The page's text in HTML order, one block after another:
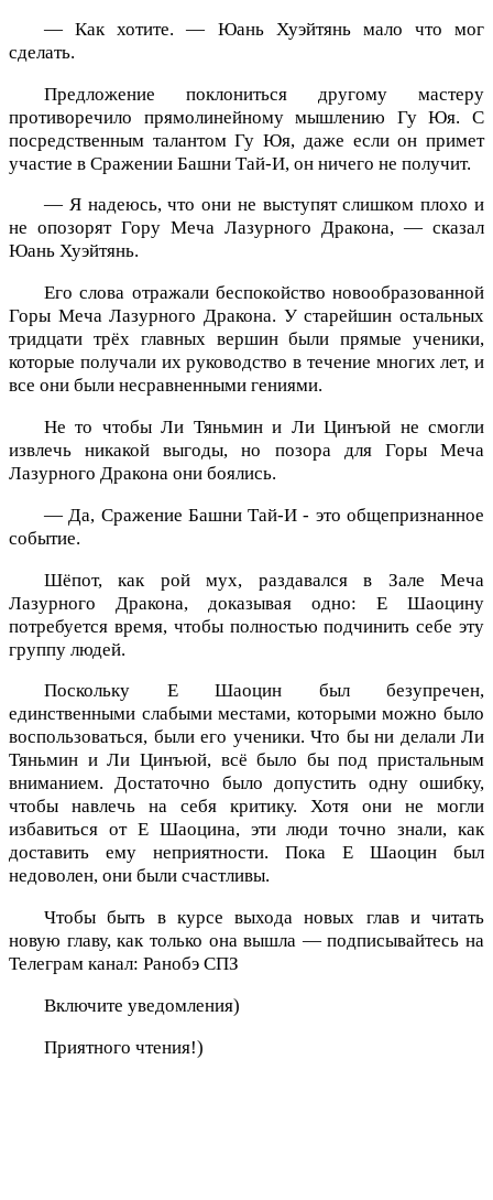
— Как хотите. — Юань Хуэйтянь мало что мог
сделать.
Предложение поклониться другому мастеру
противоречило прямолинейному мышлению Гу Юя. С
посредственным талантом Гу Юя, даже если он примет
участие в Сражении Башни Тай-И, он ничего не получит.
— Я надеюсь, что они не выступят слишком плохо и
не опозорят Гору Меча Лазурного Дракона, — сказал
Юань Хуэйтянь.
Его слова отражали беспокойство новообразованной
Горы Меча Лазурного Дракона. У старейшин остальных
тридцати трёх главных вершин были прямые ученики,
которые получали их руководство в течение многих лет, и
все они были несравненными гениями.
Не то чтобы Ли Тяньмин и Ли Цинъюй не смогли
извлечь никакой выгоды, но позора для Горы Меча
Лазурного Дракона они боялись.
— Да, Сражение Башни Тай-И - это общепризнанное
событие.
Шёпот, как рой мух, раздавался в Зале Меча
Лазурного Дракона, доказывая одно: Е Шаоцину
потребуется время, чтобы полностью подчинить себе эту
группу людей.
Поскольку Е Шаоцин был безупречен,
единственными слабыми местами, которыми можно было
воспользоваться, были его ученики. Что бы ни делали Ли
Тяньмин и Ли Цинъюй, всё было бы под пристальным
вниманием. Достаточно было допустить одну ошибку,
чтобы навлечь на себя критику. Хотя они не могли
избавиться от Е Шаоцина, эти люди точно знали, как
доставить ему неприятности. Пока Е Шаоцин был
недоволен, они были счастливы.
Чтобы быть в курсе выхода новых глав и читать
новую главу, как только она вышла — подписывайтесь на
Телеграм канал: Ранобэ СПЗ
Включите уведомления)
Приятного чтения!)